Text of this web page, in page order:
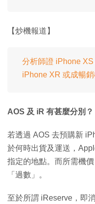
【炒機報道】
分析師證 iPhone XS
iPhone XR 或成暢
AOS 及 iR 有甚麼分別？
若透過 AOS 去預購新
於何時出貨及運送，
指定的地點。而所需機
「過數」。
至於所謂 iReserve，即